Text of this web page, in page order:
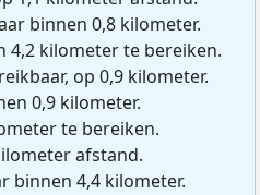
binnen 0,8 kilometer.
4,2 kilometer te bereiken.
op 0,9 kilometer.
0,9 kilometer.
te bereiken.
afstand.
binnen 4,4 kilometer.